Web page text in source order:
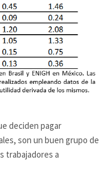
deciden pagar
son un buen grupo de
trabajadores a